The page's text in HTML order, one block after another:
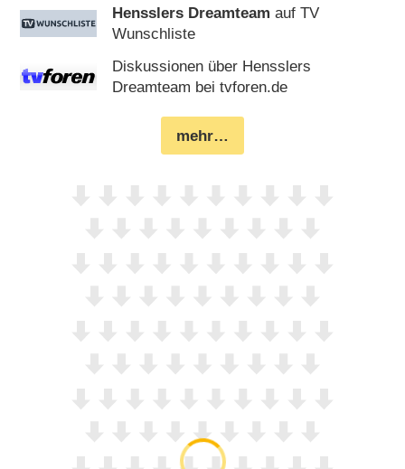
Hensslers Dreamteam auf TV
Wunschliste
Diskussionen über Hensslers
Dreamteam bei tvforen.de
mehr…